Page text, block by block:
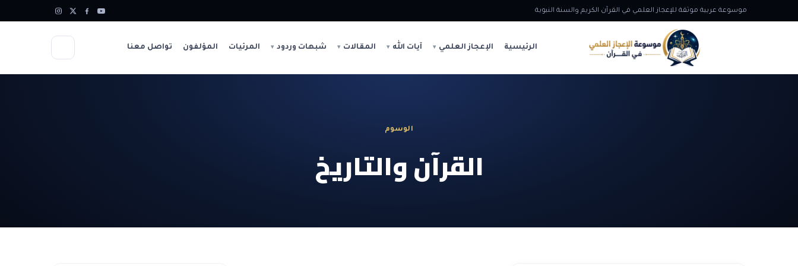
موسوعة عربية موثقة للإعجاز العلمي في القرآن الكريم والسنة النبوية
الرئيسية الإعجاز العلمي آيات الله المقالات شبهات وردود المرئيات المؤلفون تواصل معنا
الوسوم
القرآن والتاريخ